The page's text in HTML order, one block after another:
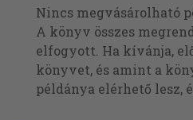
Nincs megvásárolható
A könyv összes
elfogyott. Ha kívánja,
könyvet, és amint a
példánya elérhető lesz,